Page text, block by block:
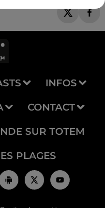
INFOS
CONTACT
SUR TOTEM
PLAGES